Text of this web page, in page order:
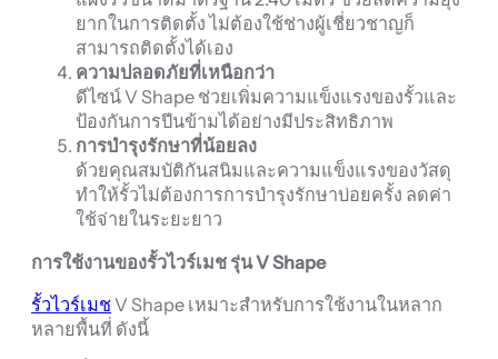
ยากในการติดตั้ง ไม่ต้องใช้ช่างผู้เชี่ยวชาญก็
สามารถติดตั้งได้เอง
ความปลอดภัยที่เหนือกว่า
ดีไซน์ V Shape ช่วยเพิ่มความแข็งแรงของรั้วและ
ป้องกันการปีนข้ามได้อย่างมีประสิทธิภาพ
การบำรุงรักษาที่น้อยลง
ด้วยคุณสมบัติกันสนิมและความแข็งแรงของวัสดุ
ทำให้รั้วไม่ต้องการการบำรุงรักษาบ่อยครั้ง ลดค่า
ใช้จ่ายในระยะยาว
การใช้งานของรั้วไวร์เมช รุ่น V Shape
รั้วไวร์เมชV Shape เหมาะสำหรับการใช้งานในหลาก
หลายพื้นที่ ดังนี้